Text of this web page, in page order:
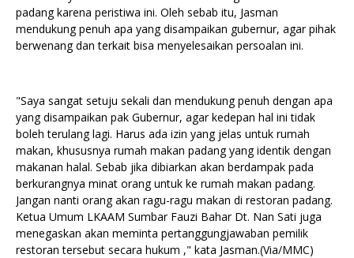
padang karena peristiwa ini. Oleh sebab itu, Jasman
mendukung penuh apa yang disampaikan gubernur, agar pihak
berwenang dan terkait bisa menyelesaikan persoalan ini.
"Saya sangat setuju sekali dan mendukung penuh dengan apa
yang disampaikan pak Gubernur, agar kedepan hal ini tidak
boleh terulang lagi. Harus ada izin yang jelas untuk rumah
makan, khususnya rumah makan padang yang identik dengan
makanan halal. Sebab jika dibiarkan akan berdampak pada
berkurangnya minat orang untuk ke rumah makan padang.
Jangan nanti orang akan ragu-ragu makan di restoran padang.
Ketua Umum LKAAM Sumbar Fauzi Bahar Dt. Nan Sati juga
menegaskan akan meminta pertanggungjawaban pemilik
restoran tersebut secara hukum ," kata Jasman.(Via/MMC)